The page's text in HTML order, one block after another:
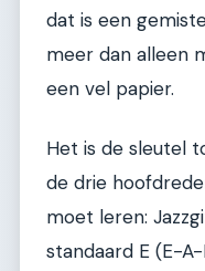
dat is een
meer dan alleen
een vel papier.
Het is de sleutel
de drie
moet leren:
standaard E (E-